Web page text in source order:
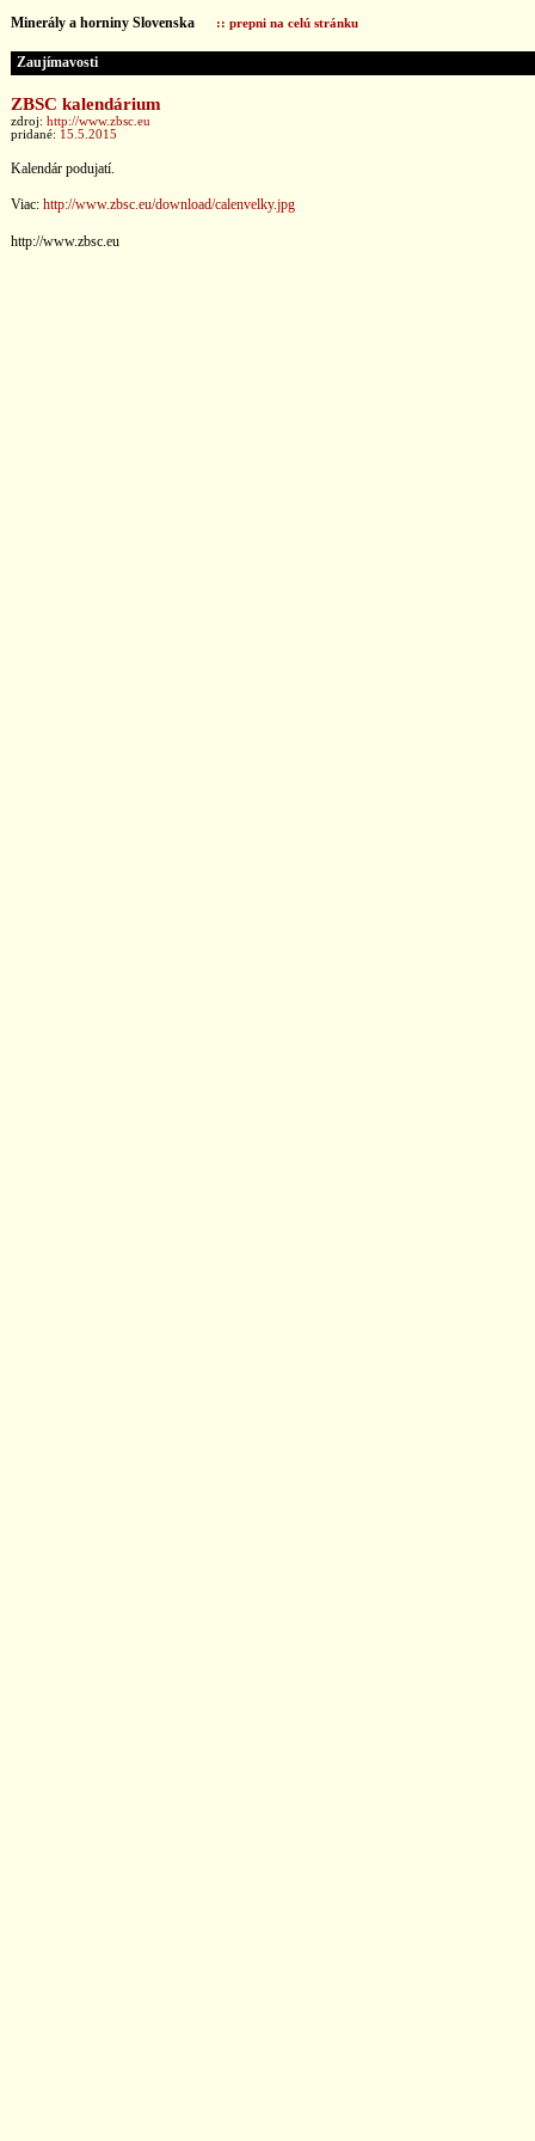
Minerály a horniny Slovenska :: prepni na celú stránku
Zaujímavosti
ZBSC kalendárium
zdroj: http://www.zbsc.eu
pridané: 15.5.2015
Kalendár podujatí.
Viac: http://www.zbsc.eu/download/calenvelky.jpg
http://www.zbsc.eu